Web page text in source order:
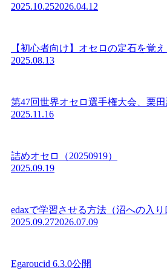
2025.10.252026.04.12
【初心者向け】オセロの定石を覚え
2025.08.13
第47回世界オセロ選手権大会、栗
2025.11.16
詰めオセロ（20250919）
2025.09.19
edaxで学習させる方法（沼への入り
2025.09.272026.07.09
Egaroucid 6.3.0公開